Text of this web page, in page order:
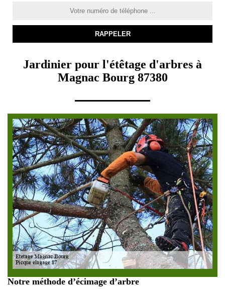
Jardinier pour l'étêtage d'arbres à
Magnac Bourg 87380
Notre méthode d’écimage d’arbre